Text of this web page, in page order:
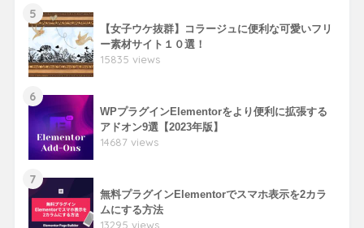
5
【女子ウケ抜群】コラージュに便利な可愛いフリ
ー素材サイト１０選！
15835 views
6
WPプラグインElementorをより便利に拡張する
アドオン9選【2023年版】
14687 views
7
無料プラグインElementorでスマホ表示を2カラ
ムにする方法
13295 views